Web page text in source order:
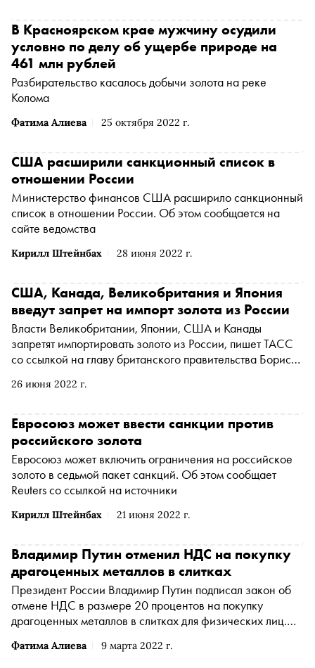
Фатима Алиева 25 октября 2022 г.
В Красноярском крае мужчину осудили
условно по делу об ущербе природе на
461 млн рублей
Разбирательство касалось добычи золота на реке
Колома
Кирилл Штейнбах 28 июня 2022 г.
США расширили санкционный список в
отношении России
Министерство финансов США расширило санкционный
список в отношении России. Об этом сообщается на
сайте ведомства
26 июня 2022 г.
США, Канада, Великобритания и Япония
введут запрет на импорт золота из России
Власти Великобритании, Японии, США и Канады
запретят импортировать золото из России, пишет ТАСС
со ссылкой на главу британского правительства Бориса
Кирилл Штейнбах 21 июня 2022 г.
Евросоюз может ввести санкции против
российского золота
Евросоюз может включить ограничения на российское
золото в седьмой пакет санкций. Об этом сообщает
Reuters со ссылкой на источники
Фатима Алиева 9 марта 2022 г.
Владимир Путин отменил НДС на покупку
драгоценных металлов в слитках
Президент России Владимир Путин подписал закон об
отмене НДС в размере 20 процентов на покупку
драгоценных металлов в слитках для физических лиц.
проведенные с 1 марта, пишет «Коммерсантъ»